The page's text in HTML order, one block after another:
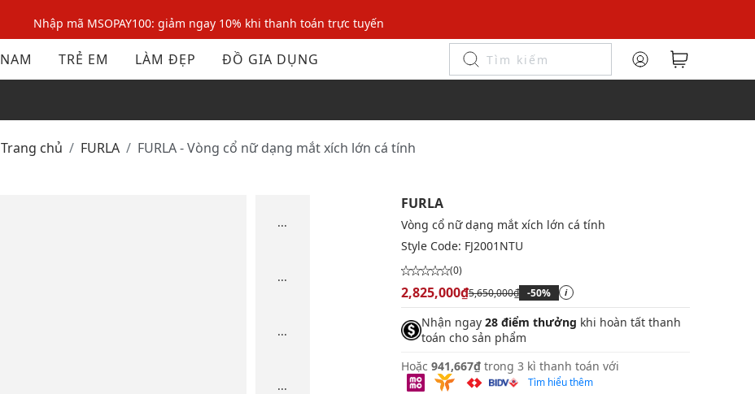
Nhập mã MSOPAY100: giảm ngay 10% khi thanh toán trực tuyến
Nhập mã: MSOXINCHAO - Giảm 10% đơn đầu cho thành viên mới!
Nhập mã MSOPAY100: giảm ngay 10% khi thanh toán trực tuyến
NAM TRẺ EM LÀM ĐẸP ĐỒ GIA DỤNG
Trang chủ FURLA FURLA - Vòng cổ nữ dạng mắt xích lớn cá tính
...
...
...
...
FURLA
Vòng cổ nữ dạng mắt xích lớn cá tính
Style Code: FJ2001NTU
(0)
2,825,000₫5,650,000₫ -50% i
Nhận ngay 28 điểm thưởng khi hoàn tất thanh
toán cho sản phẩm
Hoặc 941,667₫ trong 3 kì thanh toán với
Tìm hiểu thêm